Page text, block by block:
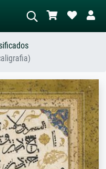
a cena – ex: prado verde,
com muito vermelho, pintura
escura, nu em pé ao lado de
uma árvore.